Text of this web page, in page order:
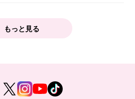
もっと見る